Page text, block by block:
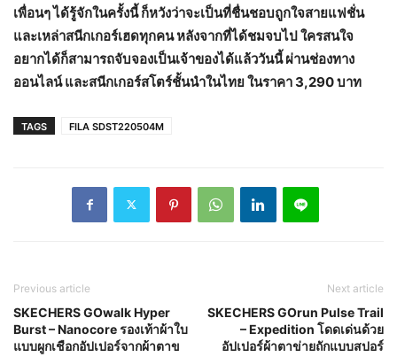
เพื่อนๆ ได้รู้จักในครั้งนี้ ก็หวังว่าจะเป็นที่ชื่นชอบถูกใจสายแฟชั่น
และเหล่าสนีกเกอร์เฮดทุกคน หลังจากที่ได้ชมจบไป ใครสนใจ
อยากได้ก็สามารถจับจองเป็นเจ้าของได้แล้ววันนี้ ผ่านช่องทาง
ออนไลน์ และสนีกเกอร์สโตร์ชั้นนำในไทย ในราคา 3,290 บาท
TAGS FILA SDST220504M
Previous article
SKECHERS GOwalk Hyper
Burst – Nanocore รองเท้าผ้าใบ
แบบผูกเชือกอัปเปอร์จากผ้าตาข
Next article
SKECHERS GOrun Pulse Trail
– Expedition โดดเด่นด้วย
อัปเปอร์ผ้าตาข่ายถักแบบสปอร์